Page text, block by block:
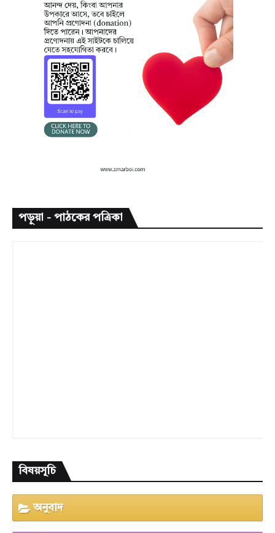
পড়ুয়া - পাঠকের পত্রিকা
বিষয়সূচি
অনুবাদ